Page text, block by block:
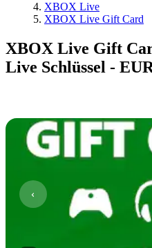
XBOX Live
XBOX Live Gift Card
XBOX Live Gift
Live Schlüssel -